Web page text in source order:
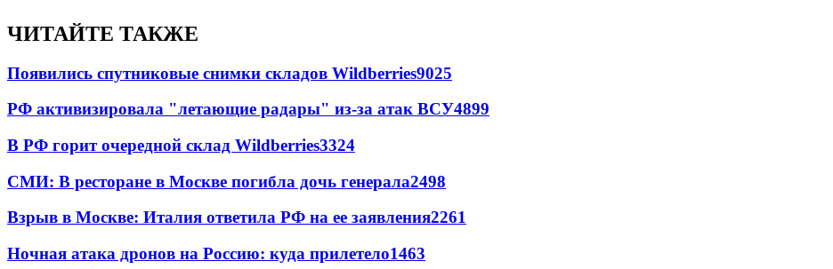
ЧИТАЙТЕ ТАКЖЕ
Появились спутниковые снимки складов Wildberries9025
РФ активизировала "летающие радары" из-за атак ВСУ4899
В РФ горит очередной склад Wildberries3324
СМИ: В ресторане в Москве погибла дочь генерала2498
Взрыв в Москве: Италия ответила РФ на ее заявления2261
Ночная атака дронов на Россию: куда прилетело1463